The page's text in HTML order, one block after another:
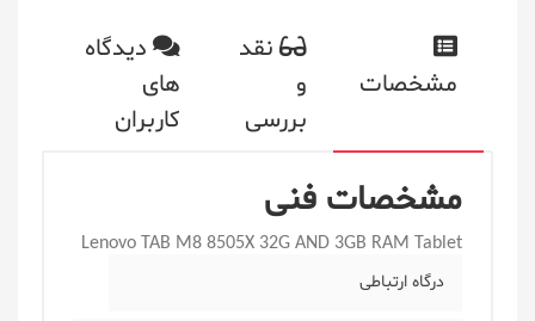
مشخصات
نقد
و
بررسی
دیدگاه
های
کاربران
مشخصات فنی
Lenovo TAB M8 8505X 32G AND 3GB RAM Tablet
درگاه ارتباطی